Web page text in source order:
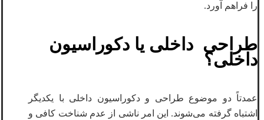
را فراهم آورد.
طراحی داخلی یا دکوراسیون
داخلی؟
عمدتاً دو موضوع طراحی و دکوراسیون داخلی با یکدیگر
اشتباه گرفته می‌شوند. این امر ناشی از عدم شناخت کافی و